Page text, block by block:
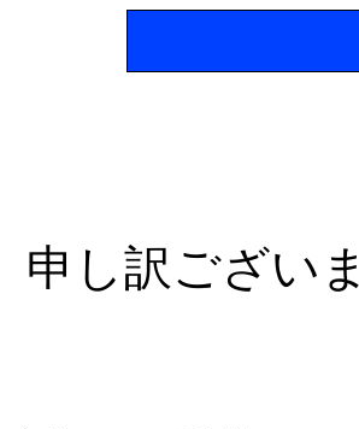
申し訳ござい